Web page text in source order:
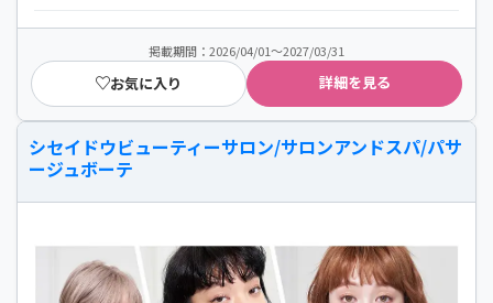
掲載期間：2026/04/01～2027/03/31
お気に入り 詳細を見る
シセイドウビューティーサロン/サロンアンドスパ/パサ
ージュボーテ